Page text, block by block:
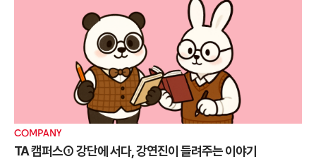
COMPANY
TA 캠퍼스① 강단에 서다, 강연진이 들려주는 이야기